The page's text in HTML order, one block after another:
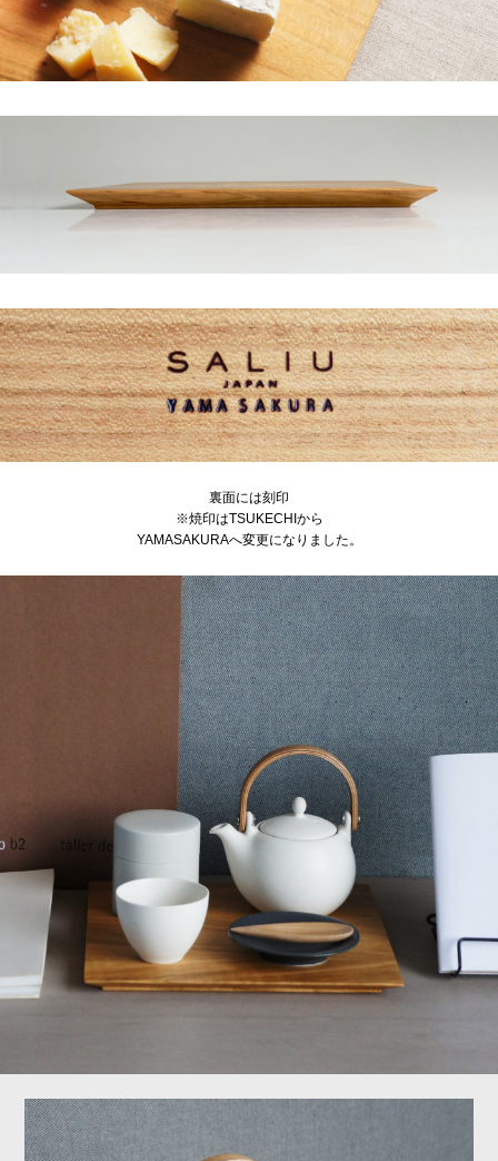
裏面には刻印
※焼印はTSUKECHIから
YAMASAKURAへ変更になりました。